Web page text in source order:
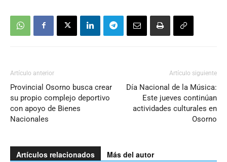
Artículo anterior
Provincial Osorno busca crear
su propio complejo deportivo
con apoyo de Bienes
Nacionales
Artículo siguiente
Día Nacional de la Música:
Este jueves continúan
actividades culturales en
Osorno
Artículos relacionados Más del autor